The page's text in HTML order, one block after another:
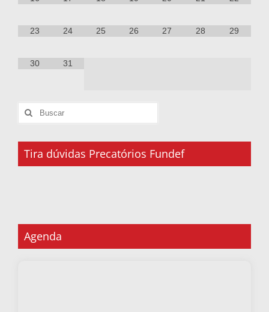
23 24 25 26 27 28 29
30 31
Tira dúvidas Precatórios Fundef
Agenda